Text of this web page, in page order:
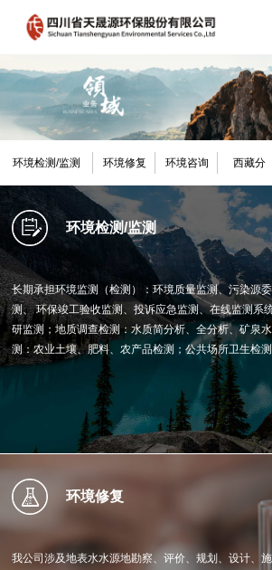
环境检测/监测 环境修复 环境咨询 西藏分
（子）公
环境检测/监测
长期承担环境监测（检测）：环境质量监测、污染源
测、 环保竣工验收监测、投诉应急监测、在线监测系
研监测；地质调查检测：水质简分析、全分析、矿泉
测：农业土壤、肥料、农产品检测；公共场所卫生检测
环境修复
我公司涉及地表水水源地勘察、评价、规划、设计、